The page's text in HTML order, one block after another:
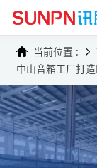
当前位置 :
中山音箱工厂打